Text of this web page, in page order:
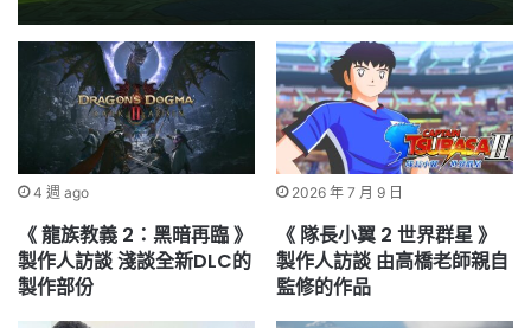
4 週 ago
《 龍族教義 2：黑暗再臨 》
製作人訪談 淺談全新DLC的
製作部份
2026 年 7 月 9 日
《 隊長小翼 2 世界群星 》
製作人訪談 由高橋老師親自
監修的作品